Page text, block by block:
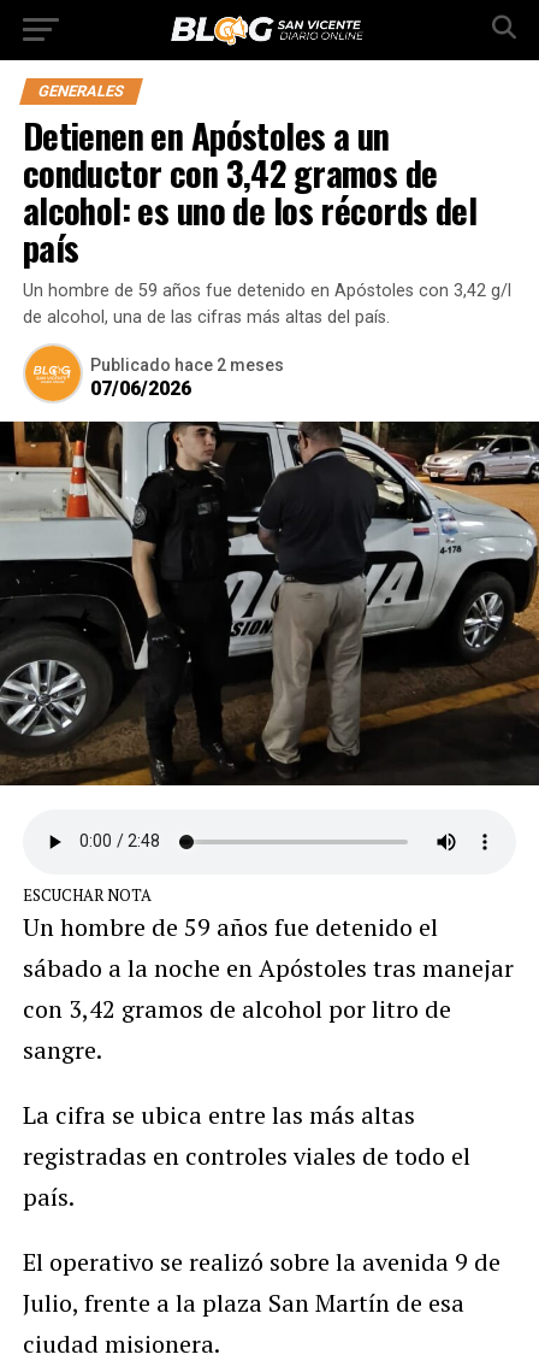
GENERALES
Detienen en Apóstoles a un
conductor con 3,42 gramos de
alcohol: es uno de los récords del
país
Un hombre de 59 años fue detenido en Apóstoles con 3,42 g/l
de alcohol, una de las cifras más altas del país.
Publicado hace 2 meses
07/06/2026
ESCUCHAR NOTA
Un hombre de 59 años fue detenido el
sábado a la noche en Apóstoles tras manejar
con 3,42 gramos de alcohol por litro de
sangre.
La cifra se ubica entre las más altas
registradas en controles viales de todo el
país.
El operativo se realizó sobre la avenida 9 de
Julio, frente a la plaza San Martín de esa
ciudad misionera.